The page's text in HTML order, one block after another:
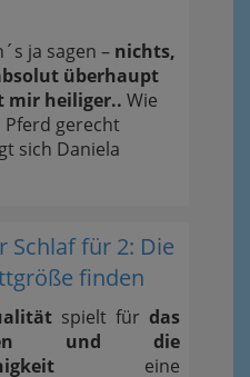
ja sagen – nichts,
überhaupt
mir heiliger.. Wie
Pferd gerecht
sich Daniela
Schlaf für 2: Die
finden
spielt für das
und die
eine